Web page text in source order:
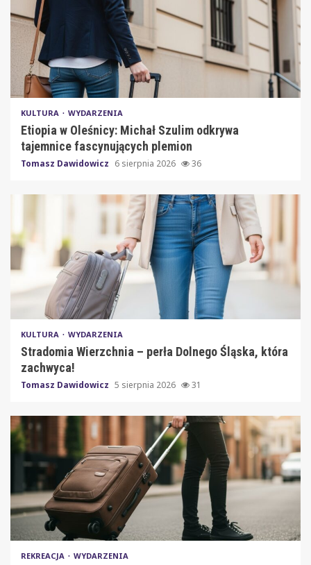
KULTURA WYDARZENIA
Etiopia w Oleśnicy: Michał Szulim odkrywa
tajemnice fascynujących plemion
Tomasz Dawidowicz 6 sierpnia 2026 36
KULTURA WYDARZENIA
Stradomia Wierzchnia – perła Dolnego Śląska, która
zachwyca!
Tomasz Dawidowicz 5 sierpnia 2026 31
REKREACJA WYDARZENIA